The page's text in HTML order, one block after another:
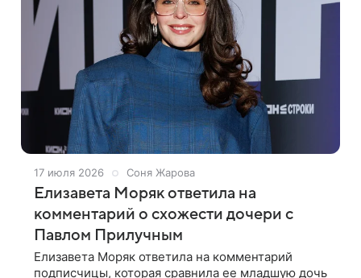
17 июля 2026 Соня Жарова
Елизавета Моряк ответила на
комментарий о схожести дочери с
Павлом Прилучным
Елизавета Моряк ответила на комментарий
подписчицы, которая сравнила ее младшую дочь